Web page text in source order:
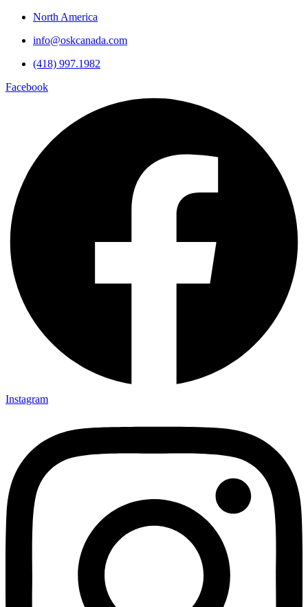
North America
info@oskcanada.com
(418) 997.1982
Facebook
Instagram